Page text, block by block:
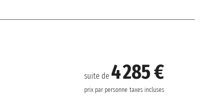
suite de4 285 €
prix par personne taxes incluses